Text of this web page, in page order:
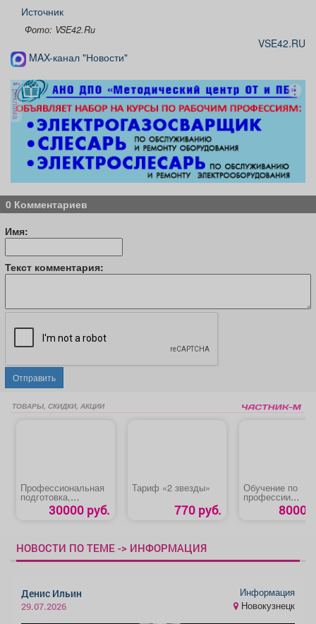
Источник
Фото: VSE42.Ru
VSE42.RU
MAX-канал "Новости"
реклама
0 Комментариев
Имя:
Текст комментария:
Отправить
ТОВАРЫ, СКИДКИ, АКЦИИ
Профессиональная
подготовка,
переподготовка,
повышение
экскаватора»
30000 руб.
Тариф «2 звезды»
770 руб.
Обучение по
профессии
«Машинист
автовышки и
8000
НОВОСТИ ПО ТЕМЕ -> ИНФОРМАЦИЯ
Денис Ильин
29.07.2026
Информация
Новокузнецк